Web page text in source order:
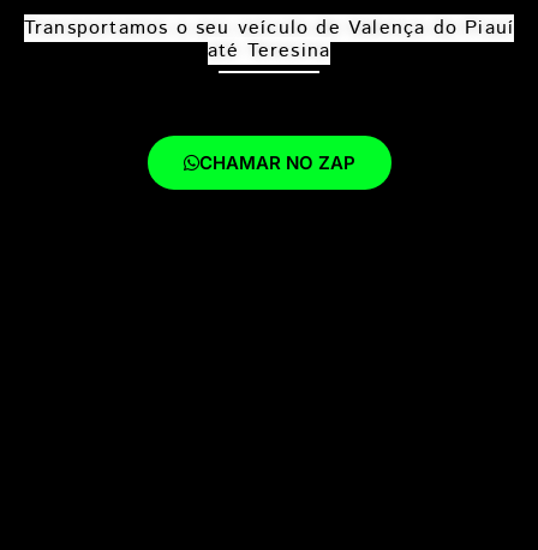
Transportamos o seu veículo de Valença do Piauí
até Teresina
CHAMAR NO ZAP